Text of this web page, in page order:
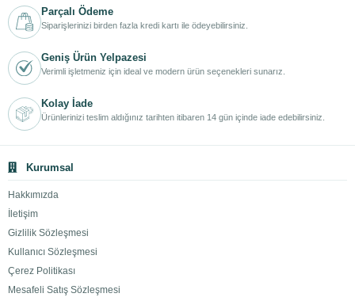
Parçalı Ödeme
Siparişlerinizi birden fazla kredi kartı ile ödeyebilirsiniz.
Geniş Ürün Yelpazesi
Verimli işletmeniz için ideal ve modern ürün seçenekleri sunarız.
Kolay İade
Ürünlerinizi teslim aldığınız tarihten itibaren 14 gün içinde iade edebilirsiniz.
Kurumsal
Hakkımızda
İletişim
Gizlilik Sözleşmesi
Kullanıcı Sözleşmesi
Çerez Politikası
Mesafeli Satış Sözleşmesi